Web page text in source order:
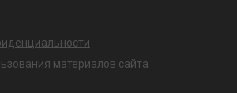
материалов сайта